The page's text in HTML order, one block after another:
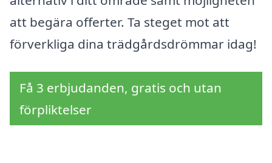
att begära offerter. Ta steget mot att
förverkliga dina trädgårdsdrömmar idag!
Få 3 erbjudanden, gratis och utan
förpliktelser